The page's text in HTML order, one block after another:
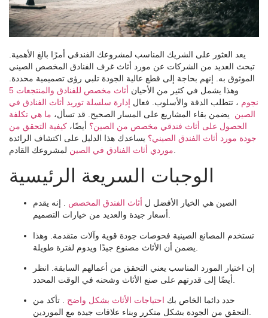
يعد العثور على الشريك المناسب لمشروعك الفندقي أمرًا بالغ الأهمية.
تبحث العديد من الشركات عن مورد أثاث غرف الفنادق المخصص الصيني
الموثوق به. إنهم بحاجة إلى قطع عالية الجودة تلبي رؤى تصميمية محددة.
وهذا يشمل في كثير من الأحيان
أثاث مخصص للفنادق والمنتجعات 5
نجوم ، تتطلب الدقة والأسلوب. فعال إدارة سلسلة توريد أثاث الفنادق في
الصين
يضمن بقاء المشاريع على المسار الصحيح. قد تسأل، ما هي تكلفة
الحصول على أثاث فندقي مخصص من الصين؟ أيضًا، كيفية التحقق من
جودة مورد أثاث الفندق الصيني؟ يساعدك هذا الدليل على اكتشاف الرائدة
موردي أثاث الفنادق في الصين
الوجبات السريعة الرئيسية
الصين هي الخيار الأفضل ل أثاث الفندق المخصص . إنه يقدم
أسعار جيدة والعديد من خيارات التصميم.
تستخدم المصانع الصينية فحوصات جودة قوية وآلات متقدمة. وهذا
إن اختيار المورد المناسب يعني التحقق من أعمالهم السابقة. انظر
حدد دائما الخاص بك احتياجات الأثاث بشكل واضح . تأكد من
التحقق من الجودة بشكل متكرر وبناء علاقات جيدة مع الموردين.